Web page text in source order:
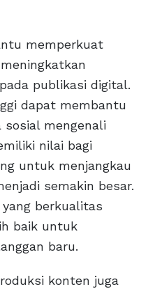
memperkuat
publikasi digital.
dapat membantu
mengenali
nilai bagi
untuk menjangkau
semakin besar.
berkualitas
baik untuk
baru.
konten juga